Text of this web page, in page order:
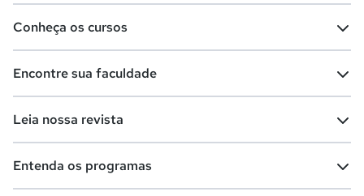
Conheça os cursos
Cursos técnicos
Encontre sua faculdade
Comunidade Quero
Leia nossa revista
Entenda os programas